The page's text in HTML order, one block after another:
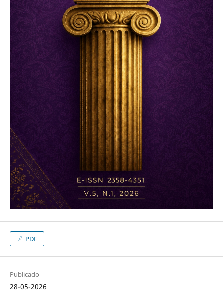
PDF
Publicado
28-05-2026